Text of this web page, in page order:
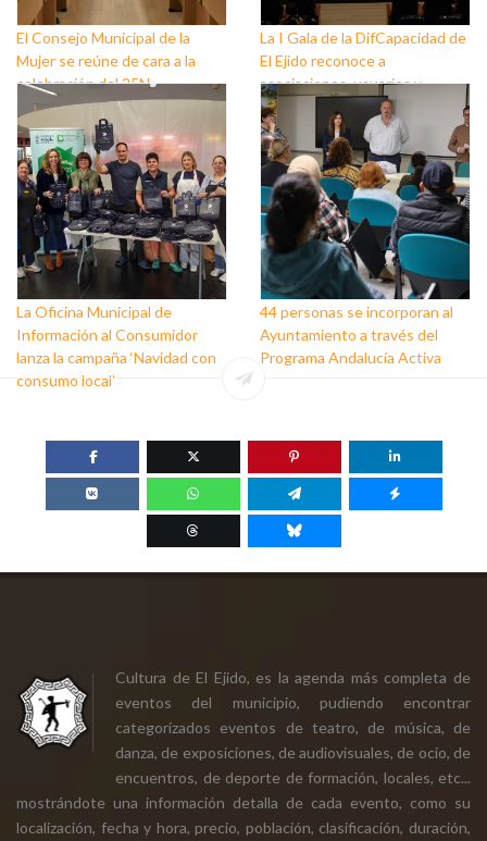
El Consejo Municipal de la
Mujer se reúne de cara a la
celebración del 25N
La I Gala de la DifCapacidad de
El Ejido reconoce a
asociaciones, usuarios y
personas que trabajan a favor
de este colectivo
La Oficina Municipal de
Información al Consumidor
lanza la campaña ‘Navidad con
consumo local’
44 personas se incorporan al
Ayuntamiento a través del
Programa Andalucía Activa
Cultura de El Ejido, es la agenda más completa de
eventos del municipio, pudiendo encontrar
categorizados eventos de teatro, de música, de
danza, de exposiciones, de audiovisuales, de ocio, de
encuentros, de deporte de formación, locales, etc...
mostrándote una información detalla de cada evento, como su
localización, fecha y hora, precio, población, clasificación, duración,